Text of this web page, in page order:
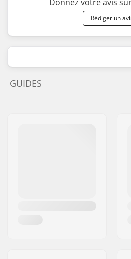
Donnez votre avis
Rédiger un
GUIDES